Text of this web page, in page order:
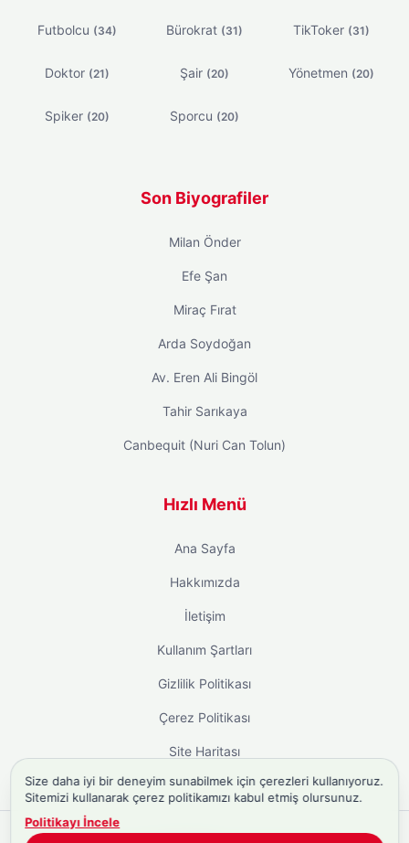
Futbolcu (34) Bürokrat (31) TikToker (31)
Doktor (21) Şair (20) Yönetmen (20)
Spiker (20) Sporcu (20)
Son Biyografiler
Milan Önder
Efe Şan
Miraç Fırat
Arda Soydoğan
Av. Eren Ali Bingöl
Tahir Sarıkaya
Canbequit (Nuri Can Tolun)
Hızlı Menü
Ana Sayfa
Hakkımızda
İletişim
Kullanım Şartları
Gizlilik Politikası
Çerez Politikası
Site Haritası
Size daha iyi bir deneyim sunabilmek için çerezleri kullanıyoruz.
Sitemizi kullanarak çerez politikamızı kabul etmiş olursunuz.
Politikayı İncele